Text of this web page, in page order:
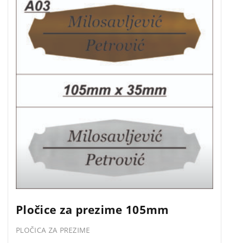
Pločice za prezime 105mm
PLOČICA ZA PREZIME